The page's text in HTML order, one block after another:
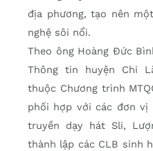
địa phương, tạo nên
nghệ sôi nổi.
Theo ông Hoàng Đức
Thông tin huyện Chi
thuộc Chương trình
phối hợp với các đơn
truyền dạy hát Sli,
thành lập các CLB sinh